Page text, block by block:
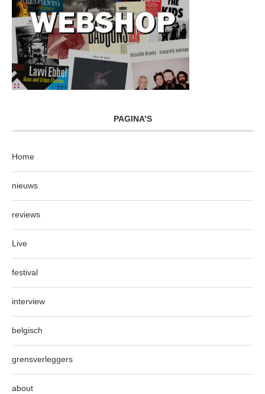
PAGINA’S
Home
nieuws
reviews
Live
festival
interview
belgisch
grensverleggers
about